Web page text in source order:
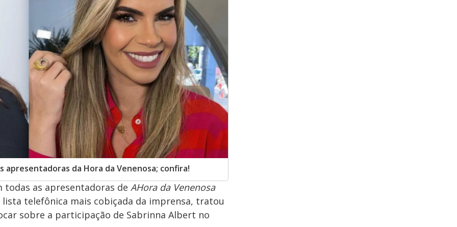
da Hora da Venenosa; confira!
todas as apresentadoras de AHora da Venenosa
telefônica mais cobiçada da imprensa, tratou
sobre a participação de Sabrinna Albert no